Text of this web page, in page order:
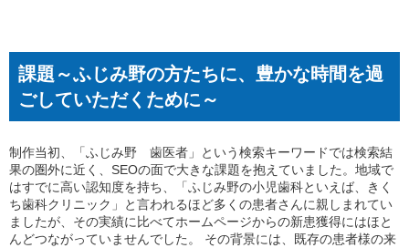
課題～ふじみ野の方たちに、豊かな時間を過
ごしていただくために～
制作当初、「ふじみ野 歯医者」という検索キーワードでは検索結
果の圏外に近く、SEOの面で大きな課題を抱えていました。地域で
はすでに高い認知度を持ち、「ふじみ野の小児歯科といえば、きく
ち歯科クリニック」と言われるほど多くの患者さんに親しまれてい
ましたが、その実績に比べてホームページからの新患獲得にはほと
んどつながっていませんでした。 その背景には、既存の患者様の来